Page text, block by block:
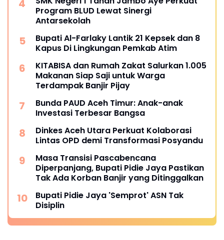
Program BLUD Lewat Sinergi
Antarsekolah
Bupati Al-Farlaky Lantik 21 Kepsek dan 8
Kapus Di Lingkungan Pemkab Atim
KITABISA dan Rumah Zakat Salurkan 1.005
Makanan Siap Saji untuk Warga
Terdampak Banjir Pijay
Bunda PAUD Aceh Timur: Anak-anak
Investasi Terbesar Bangsa
Dinkes Aceh Utara Perkuat Kolaborasi
Lintas OPD demi Transformasi Posyandu
Masa Transisi Pascabencana
Diperpanjang, Bupati Pidie Jaya Pastikan
Tak Ada Korban Banjir yang Ditinggalkan
Bupati Pidie Jaya 'Semprot' ASN Tak
Disiplin